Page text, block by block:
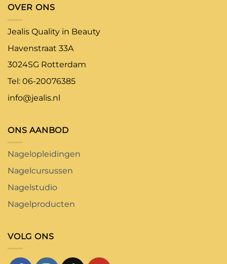
OVER ONS
Jealis Quality in Beauty
Havenstraat 33A
3024SG Rotterdam
Tel: 06-20076385
info@jealis.nl
ONS AANBOD
Nagelopleidingen
Nagelcursussen
Nagelstudio
Nagelproducten
VOLG ONS